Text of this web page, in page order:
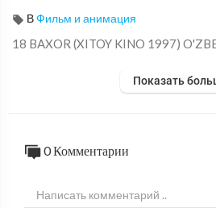
ВФильм и анимация
⁣18 BAXOR (XITOY KINO 1997)
Показать
0 Комментарии